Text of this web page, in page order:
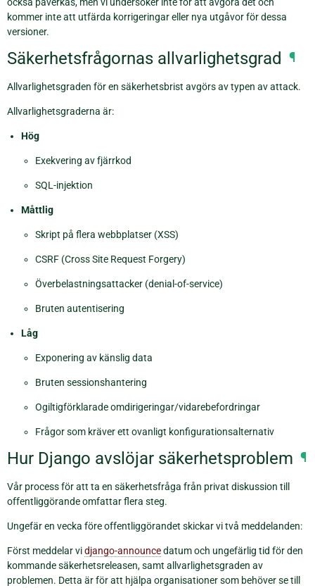
kommer inte att utfärda korrigeringar eller nya utgåvor för dessa
versioner.
Säkerhetsfrågornas allvarlighetsgrad ¶
Allvarlighetsgraden för en säkerhetsbrist avgörs av typen av attack.
Allvarlighetsgraderna är:
Hög
Exekvering av fjärrkod
SQL-injektion
Måttlig
Skript på flera webbplatser (XSS)
CSRF (Cross Site Request Forgery)
Överbelastningsattacker (denial-of-service)
Bruten autentisering
Låg
Exponering av känslig data
Bruten sessionshantering
Ogiltigförklarade omdirigeringar/vidarebefordringar
Frågor som kräver ett ovanligt konfigurationsalternativ
Hur Django avslöjar säkerhetsproblem ¶
Vår process för att ta en säkerhetsfråga från privat diskussion till
offentliggörande omfattar flera steg.
Ungefär en vecka före offentliggörandet skickar vi två meddelanden:
Först meddelar vidjango-announcedatum och ungefärlig tid för den
kommande säkerhetsreleasen, samt allvarlighetsgraden av
problemen. Detta är för att hjälpa organisationer som behöver se till